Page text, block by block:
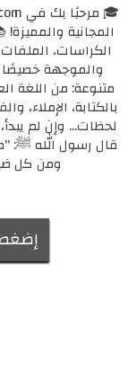
الكراسات،
والموجهة
متنوعة: من اللغة
بالكتابة، الإملاء،
لحظات... وإن لم
قال رسول الله ﷺ:
ومن كل
إضغط